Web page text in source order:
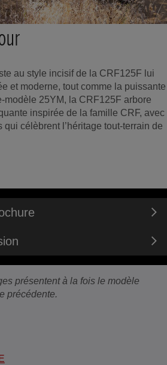
au style incisif de la CRF125F lui
et moderne, tout comme la puissante
modèle 25YM, la CRF125F arbore
inspirée de la famille CRF, avec
célèbrent l’héritage tout-terrain de
présentent à la fois le modèle
précédente.